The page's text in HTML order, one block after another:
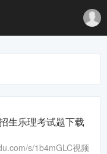
生乐理考试题下载
s/1b4mGLC视频